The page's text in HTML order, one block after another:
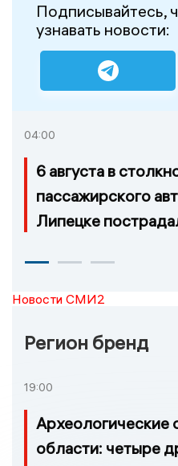
Подписывайтесь,
узнавать новости:
04:00
6 августа в
пассажирского
Липецке
Новости СМИ2
Регион бренд
19:00
Археологические
области: четыре